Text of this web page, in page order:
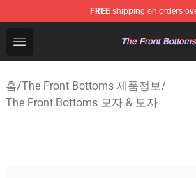
FREE shipping on orders
Open menu
The Front Bottoms Store -
홈/The Front Bottoms 제품정보/
The Front Bottoms 모자 & 모자